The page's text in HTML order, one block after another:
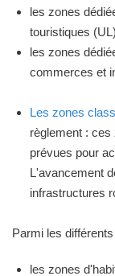
les zones
touristiques (UL)
les zones
commerces et
Les zones
règlement :
prévues pour
L'avancement
infrastructures
Parmi les
les zones